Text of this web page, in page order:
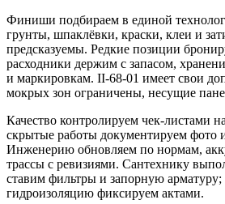
Финиши подбираем в единой
грунты, шпаклёвки, краски, клеи и
предсказуемы. Редкие позиции
расходники держим с запасом,
и маркировкам. II‑68‑01 имеет свои
мокрых зон ограничены, несущие
Качество контролируем чек‑листами
скрытые работы документируем фото
Инженерию обновляем по нормам,
трассы с ревизиями. Сантехнику
ставим фильтры и запорную
гидроизоляцию фиксируем актами.